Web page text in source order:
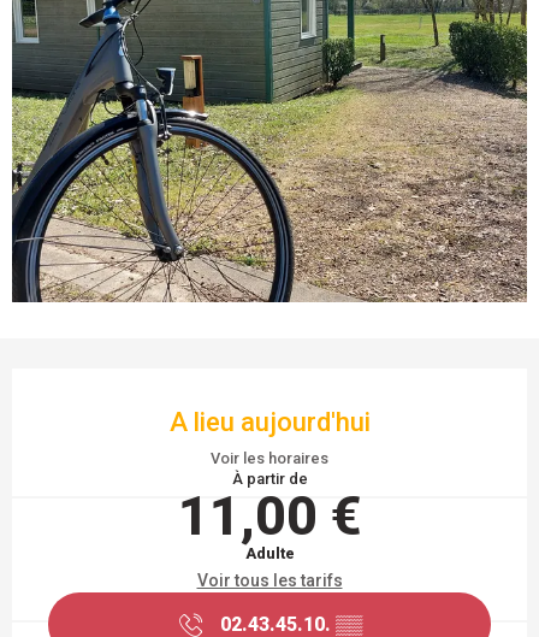
A lieu aujourd'hui
Voir les horaires
À partir de
11,00 €
Adulte
Voir tous les tarifs
02.43.45.10. ▒▒